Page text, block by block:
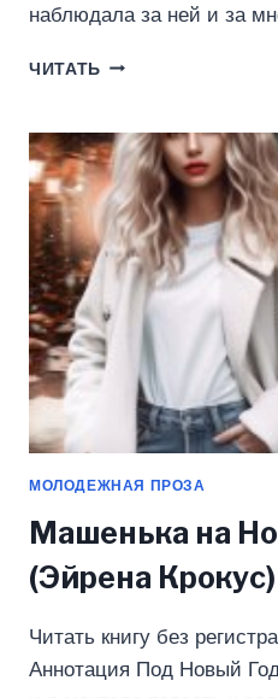
наблюдала за ней и за
ЧИТАТЬ ЛЮБИМАЯ
КРОКУС)
МОЛОДЕЖНАЯ ПРОЗА
Машенька на
(Эйрена Крокус)
Читать книгу без
Аннотация Под Новый